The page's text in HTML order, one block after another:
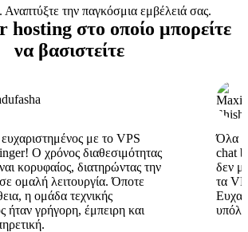
hosting στο οποίο μπορείτε
να βασιστείτε
ευχαριστημένος με το VPS
Ο χρόνος διαθεσιμότητας
κορυφαίος, διατηρώντας την
ομαλή λειτουργία. Όποτε
η ομάδα τεχνικής
ήταν γρήγορη, έμπειρη και
Όλα
chat
δεν
τα